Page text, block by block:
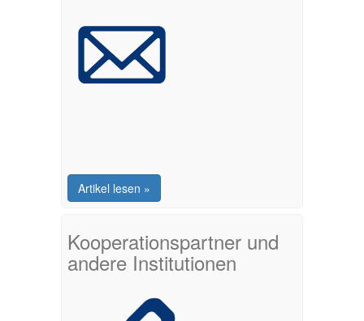
Artikel lesen »
Kooperationspartner und
andere Institutionen